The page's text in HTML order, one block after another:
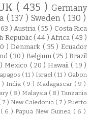
( 435 ) Germany
( 137 )Sweden( 130 )
63 ) Austria ( 55 ) Costa Rica
Republic ( 44 ) Africa ( 43 )
)Denmark ( 35 ) Ecuador
( 30 ) Belgium ( 25 )Brazil
Mexico ( 20 )Hawaii ( 19 )
( 11 ) Israel ( 11 ) Gabon
) India ( 9 ) Madagascar ( 9 )
( 8 ) Malaysia ( 8 ) Tanzania
7 ) New Caledonia ( 7 ) Puerto
( 6 ) Papua New Guinea ( 6 )